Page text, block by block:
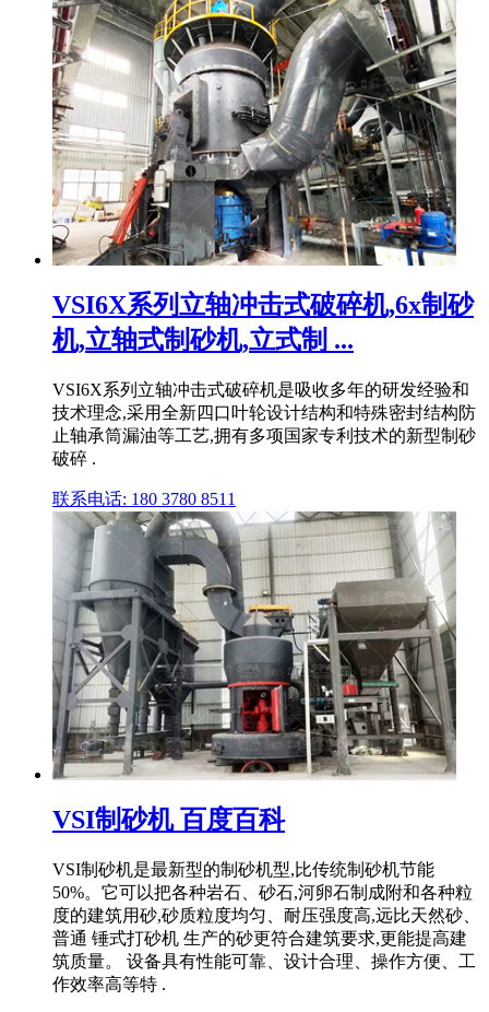
VSI6X系列立轴冲击式破碎机,6x制砂
机,立轴式制砂机,立式制 ...
VSI6X系列立轴冲击式破碎机是吸收多年的研发经验和
技术理念,采用全新四口叶轮设计结构和特殊密封结构防
止轴承筒漏油等工艺,拥有多项国家专利技术的新型制砂
破碎 .
联系电话: 180 3780 8511
VSI制砂机 百度百科
VSI制砂机是最新型的制砂机型,比传统制砂机节能
50%。它可以把各种岩石、砂石,河卵石制成附和各种粒
度的建筑用砂,砂质粒度均匀、耐压强度高,远比天然砂、
普通 锤式打砂机 生产的砂更符合建筑要求,更能提高建
筑质量。 设备具有性能可靠、设计合理、操作方便、工
作效率高等特 .